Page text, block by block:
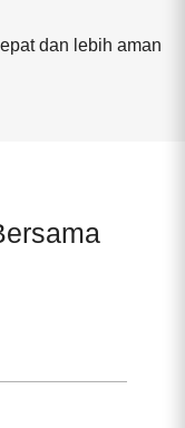
dan lebih aman